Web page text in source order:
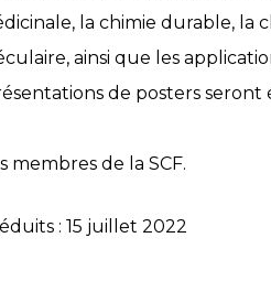
la chimie durable, la
ainsi que les
de posters
membres de la SCF.
: 15 juillet 2022